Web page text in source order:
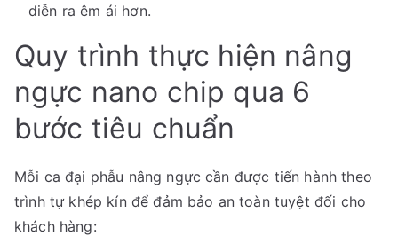
diễn ra êm ái hơn.
Quy trình thực hiện nâng
ngực nano chip qua 6
bước tiêu chuẩn
Mỗi ca đại phẫu nâng ngực cần được tiến hành theo
trình tự khép kín để đảm bảo an toàn tuyệt đối cho
khách hàng: